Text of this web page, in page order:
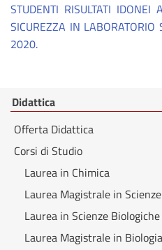
STUDENTI RISULTATI
SICUREZZA IN
2020.
Didattica
Offerta Didattica
Corsi di Studio
Laurea in Chimica
Laurea Magistrale in
Laurea in Scienze Biologiche
Laurea Magistrale in Biologia